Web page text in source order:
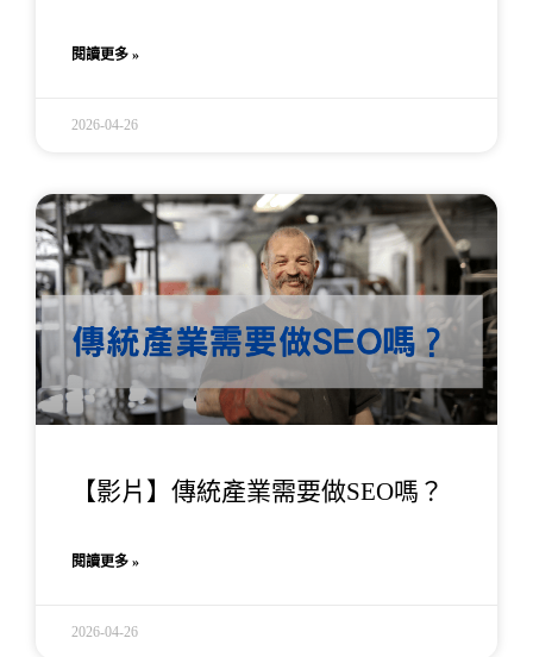
閱讀更多 »
2026-04-26
【影片】傳統產業需要做SEO嗎？
閱讀更多 »
2026-04-26